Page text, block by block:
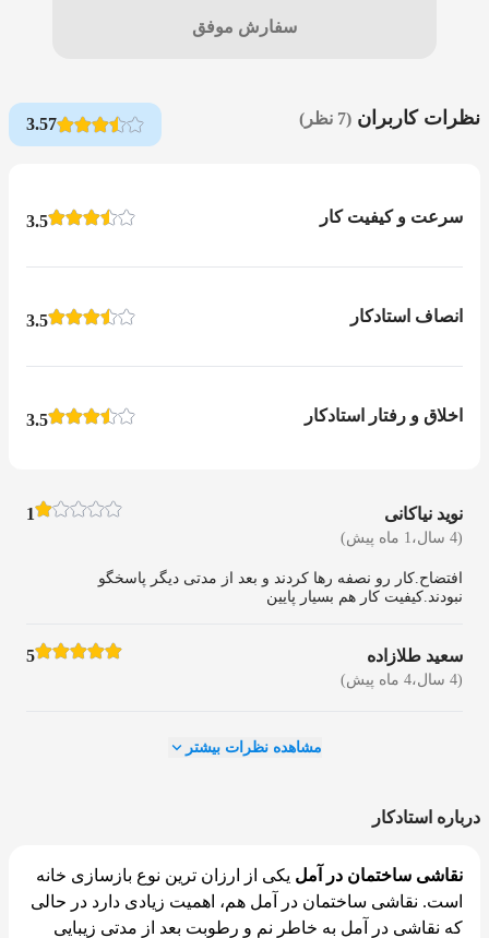
سفارش موفق
نظرات کاربران (7 نظر) 3.57
سرعت و کیفیت کار 3.5
انصاف استادکار 3.5
اخلاق و رفتار استادکار 3.5
نوید نیاکانی
(4 سال،1 ماه پیش)
1
افتضاح.کار رو نصفه رها کردند و بعد از مدتی دیگر پاسخگو
نبودند.کیفیت کار هم بسیار پایین
سعید طلازاده
(4 سال،4 ماه پیش)
5
مشاهده نظرات بیشتر
درباره استادکار
نقاشی ساختمان در آمل یکی از ارزان ترین نوع بازسازی خانه
است. نقاشی ساختمان در آمل هم، اهمیت زیادی دارد در حالی
که نقاشی در آمل به خاطر نم و رطوبت بعد از مدتی زیبایی